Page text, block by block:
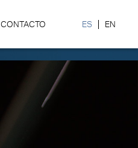
CONTACTO ES EN